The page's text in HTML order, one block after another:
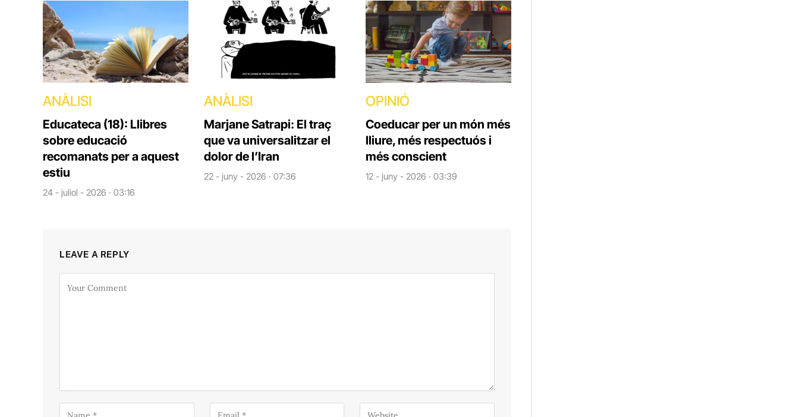
ANÀLISI
Educateca (18): Llibres
sobre educació
recomanats per a aquest
estiu
24 - juliol - 2026 · 03:16
ANÀLISI
Marjane Satrapi: El traç
que va universalitzar el
dolor de l’Iran
22 - juny - 2026 · 07:36
OPINIÓ
Coeducar per un món més
lliure, més respectuós i
més conscient
12 - juny - 2026 · 03:39
LEAVE A REPLY